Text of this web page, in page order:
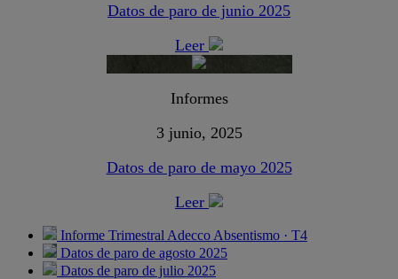
Datos de paro de junio 2025
Leer
Informes
3 junio, 2025
Datos de paro de mayo 2025
Leer
Informe Trimestral Adecco Absentismo · T4
Datos de paro de agosto 2025
Datos de paro de julio 2025